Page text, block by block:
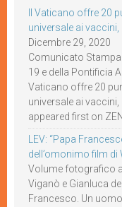
Il Vaticano offre 20
universale ai
Dicembre 29, 2020
Comunicato
19 e della Pontificia
Vaticano offre 20
universale ai
appeared first on
LEV: “Papa
dell’omonimo film di
Volume fotografico
Viganò e Gianluca
Francesco. Un